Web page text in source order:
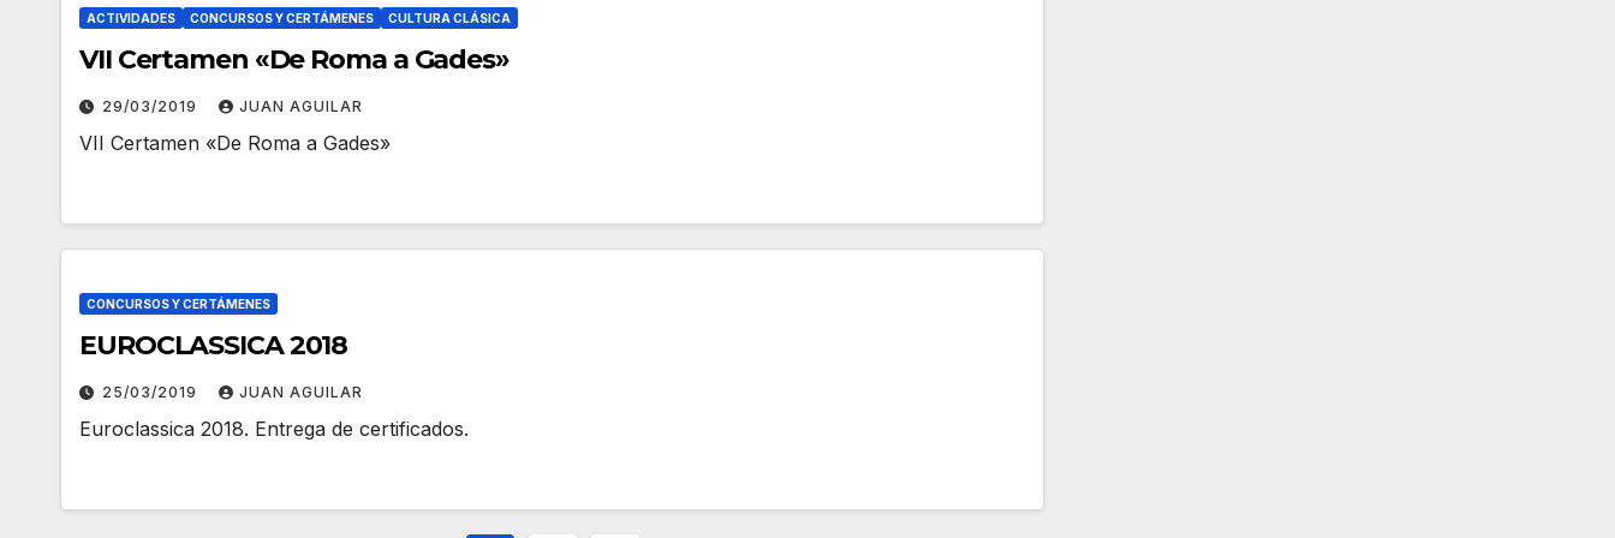
ACTIVIDADES CONCURSOS Y CERTÁMENES CULTURA CLÁSICA
VII Certamen «De Roma a Gades»
29/03/2019 JUAN AGUILAR
VII Certamen «De Roma a Gades»
CONCURSOS Y CERTÁMENES
EUROCLASSICA 2018
25/03/2019 JUAN AGUILAR
Euroclassica 2018. Entrega de certificados.